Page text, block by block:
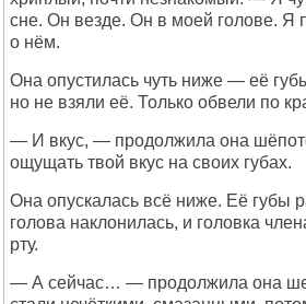
сне. Он везде. Он в моей голове. Я
о нём.
Она опустилась чуть ниже — её
но не взяли её. Только обвели по
— И вкус, — продолжила она
ощущать твой вкус на своих губах.
Она опускалась всё ниже. Её губы
голова наклонилась, и головка
рту.
— А сейчас… — продолжила она